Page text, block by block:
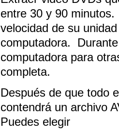
entre 30 y 90
velocidad de su
computadora.
computadora para
completa.
Después de que todo
contendrá un archivo
Puedes elegir